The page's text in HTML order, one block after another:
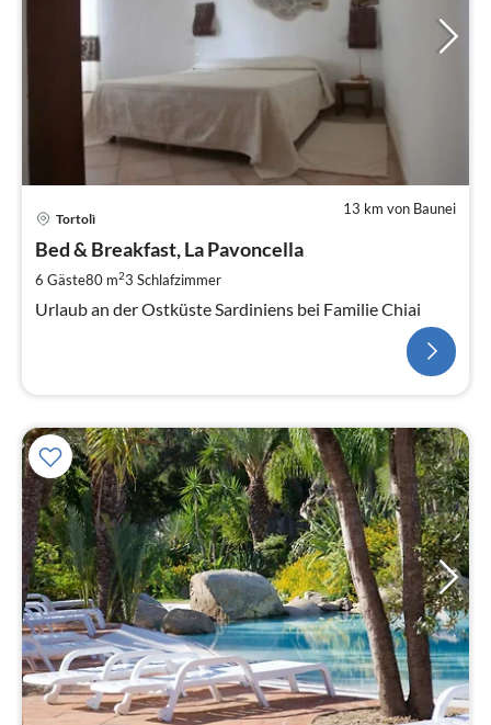
13 km von Baunei
Tortolì
Bed & Breakfast, La Pavoncella
6 Gäste80 m23 Schlafzimmer
Urlaub an der Ostküste Sardiniens bei Familie Chiai